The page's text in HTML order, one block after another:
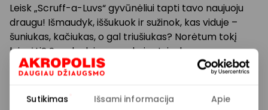
Sutikimas Išsami informacija Apie
Leisk „Scruff-a-Luvs“ gyvūnėliui tapti tavo naujuoju
draugu! Išmaudyk, iššukuok ir sužinok, kas viduje –
šuniukas, kačiukas, o gal triušiukas? Norėtum tokį
laimėti? Sugalvok jam vardą ir atsiųsk mums:
konkursai@xszaislai.lt
! Sausio 5 d. paskelbsime 5
laimėtojus!